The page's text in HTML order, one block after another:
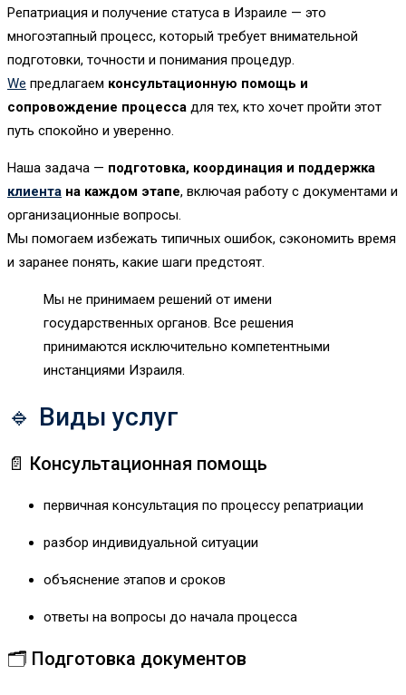
Репатриация и получение статуса в Израиле — это
многоэтапный процесс, который требует внимательной
подготовки, точности и понимания процедур.
We предлагаем консультационную помощь и
сопровождение процесса для тех, кто хочет пройти этот
путь спокойно и уверенно.
Наша задача — подготовка, координация и поддержка
клиента на каждом этапе, включая работу с документами и
организационные вопросы.
Мы помогаем избежать типичных ошибок, сэкономить время
и заранее понять, какие шаги предстоят.
Мы не принимаем решений от имени
государственных органов. Все решения
принимаются исключительно компетентными
инстанциями Израиля.
🔹 Виды услуг
📄 Консультационная помощь
первичная консультация по процессу репатриации
разбор индивидуальной ситуации
объяснение этапов и сроков
ответы на вопросы до начала процесса
🗂 Подготовка документов